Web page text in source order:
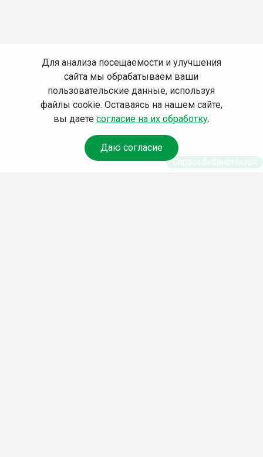
Для анализа посещаемости и улучшения
сайта мы обрабатываем ваши
пользовательские данные, используя
файлы cookie. Оставаясь на нашем сайте,
вы даете согласие на их обработку.
Даю согласие
Спроси библиотекаря